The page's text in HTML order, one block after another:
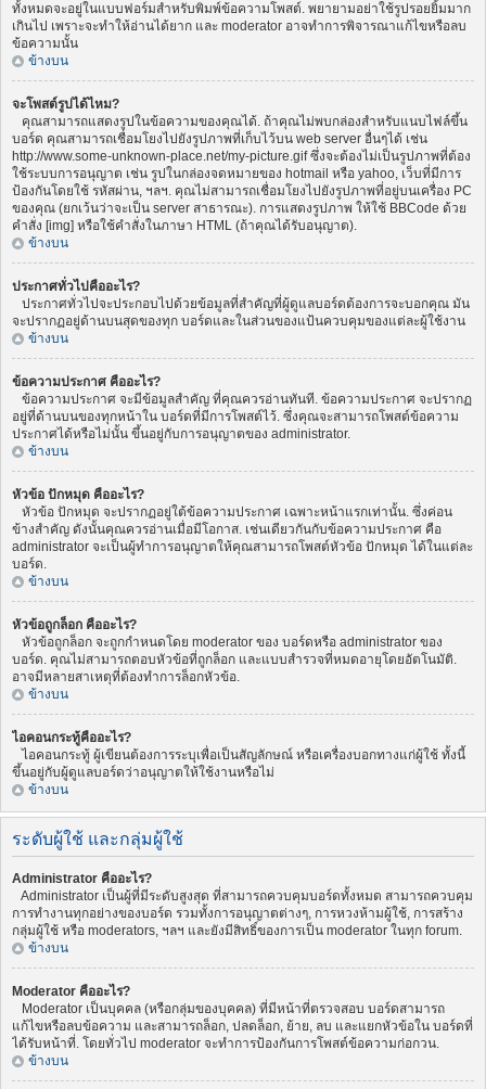
ทั้งหมดจะอยู่ในแบบฟอร์มสำหรับพิมพ์ข้อความโพสต์. พยายามอย่าใช้รูปรอยยิ้มมาก
เกินไป เพราะจะทำให้อ่านได้ยาก และ moderator อาจทำการพิจารณาแก้ไขหรือลบ
ข้อความนั้น
ข้างบน
จะโพสต์รูปได้ไหม?
คุณสามารถแสดงรูปในข้อความของคุณได้. ถ้าคุณไม่พบกล่องสำหรับแนบไฟล์ขึ้น
บอร์ด คุณสามารถเชื่อมโยงไปยังรูปภาพที่เก็บไว้บน web server อื่นๆได้ เช่น
http://www.some-unknown-place.net/my-picture.gif ซึ่งจะต้องไม่เป็นรูปภาพที่ต้อง
ใช้ระบบการอนุญาต เช่น รูปในกล่องจดหมายของ hotmail หรือ yahoo, เว็บที่มีการ
ป้องกันโดยใช้ รหัสผ่าน, ฯลฯ. คุณไม่สามารถเชื่อมโยงไปยังรูปภาพที่อยู่บนเครื่อง PC
ของคุณ (ยกเว้นว่าจะเป็น server สาธารณะ). การแสดงรูปภาพ ให้ใช้ BBCode ด้วย
คำสั่ง [img] หรือใช้คำสั่งในภาษา HTML (ถ้าคุณได้รับอนุญาต).
ข้างบน
ประกาศทั่วไปคืออะไร?
ประกาศทั่วไปจะประกอบไปด้วยข้อมูลที่สำคัญที่ผู้ดูแลบอร์ดต้องการจะบอกคุณ มัน
จะปรากฏอยู่ด้านบนสุดของทุก บอร์ดและในส่วนของแป้นควบคุมของแต่ละผู้ใช้งาน
ข้างบน
ข้อความประกาศ คืออะไร?
ข้อความประกาศ จะมีข้อมูลสำคัญ ที่คุณควรอ่านทันที. ข้อความประกาศ จะปรากฏ
อยู่ที่ด้านบนของทุกหน้าใน บอร์ดที่มีการโพสต์ไว้. ซึ่งคุณจะสามารถโพสต์ข้อความ
ประกาศได้หรือไม่นั้น ขึ้นอยู่กับการอนุญาตของ administrator.
ข้างบน
หัวข้อ ปักหมุด คืออะไร?
หัวข้อ ปักหมุด จะปรากฏอยู่ใต้ข้อความประกาศ เฉพาะหน้าแรกเท่านั้น. ซึ่งค่อน
ข้างสำคัญ ดังนั้นคุณควรอ่านเมื่อมีโอกาส. เช่นเดียวกันกับข้อความประกาศ คือ
administrator จะเป็นผู้ทำการอนุญาตให้คุณสามารถโพสต์หัวข้อ ปักหมุด ได้ในแต่ละ
บอร์ด.
ข้างบน
หัวข้อถูกล็อก คืออะไร?
หัวข้อถูกล็อก จะถูกกำหนดโดย moderator ของ บอร์ดหรือ administrator ของ
บอร์ด. คุณไม่สามารถตอบหัวข้อที่ถูกล็อก และแบบสำรวจที่หมดอายุโดยอัตโนมัติ.
อาจมีหลายสาเหตุที่ต้องทำการล็อกหัวข้อ.
ข้างบน
ไอคอนกระทู้คืออะไร?
ไอคอนกระทู้ ผู้เขียนต้องการระบุเพื่อเป็นสัญลักษณ์ หรือเครื่องบอกทางแก่ผู้ใช้ ทั้งนี้
ขึ้นอยู่กับผู้ดูแลบอร์ดว่าอนุญาตให้ใช้งานหรือไม่
ข้างบน
ระดับผู้ใช้ และกลุ่มผู้ใช้
Administrator คืออะไร?
Administrator เป็นผู้ที่มีระดับสูงสุด ที่สามารถควบคุมบอร์ดทั้งหมด สามารถควบคุม
การทำงานทุกอย่างของบอร์ด รวมทั้งการอนุญาตต่างๆ, การหวงห้ามผู้ใช้, การสร้าง
กลุ่มผู้ใช้ หรือ moderators, ฯลฯ และยังมีสิทธิ์ของการเป็น moderator ในทุก forum.
ข้างบน
Moderator คืออะไร?
Moderator เป็นบุคคล (หรือกลุ่มของบุคคล) ที่มีหน้าที่ตรวจสอบ บอร์ดสามารถ
แก้ไขหรือลบข้อความ และสามารถล็อก, ปลดล็อก, ย้าย, ลบ และแยกหัวข้อใน บอร์ดที่
ได้รับหน้าที่. โดยทั่วไป moderator จะทำการป้องกันการโพสต์ข้อความก่อกวน.
ข้างบน